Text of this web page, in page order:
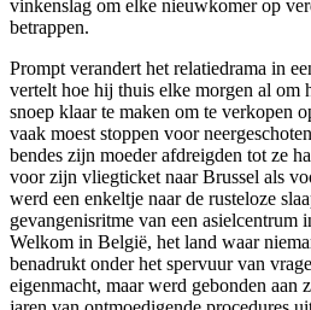
vinkenslag om elke nieuwkomer op
betrappen.
Prompt verandert het relatiedrama in
vertelt hoe hij thuis elke morgen al om
snoep klaar te maken om te verkopen
vaak moest stoppen voor
bendes zijn moeder afdreigden tot ze
voor zijn vliegticket naar Brussel als
werd een enkeltje naar de rusteloze
gevangenisritme van een asielcentrum
Welkom in België, het land waar
benadrukt onder het spervuur van
eigenmacht, maar werd gebonden aan